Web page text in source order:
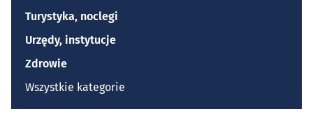
Turystyka, noclegi
Urzędy, instytucje
Zdrowie
Wszystkie kategorie